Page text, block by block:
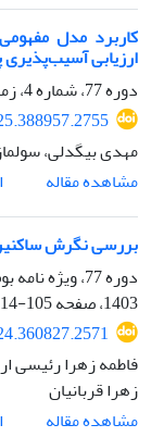
ارزیابی
دوره 77، شماره 4، زمستان 1403، صفحه
مهدی بیگدلی،
مشاهده مقاله
بررسی نگرش
دوره 77،
1403، صفحه
105-114
فاطمه زهرا رئیسی
زهرا قربانیان
مشاهده مقاله